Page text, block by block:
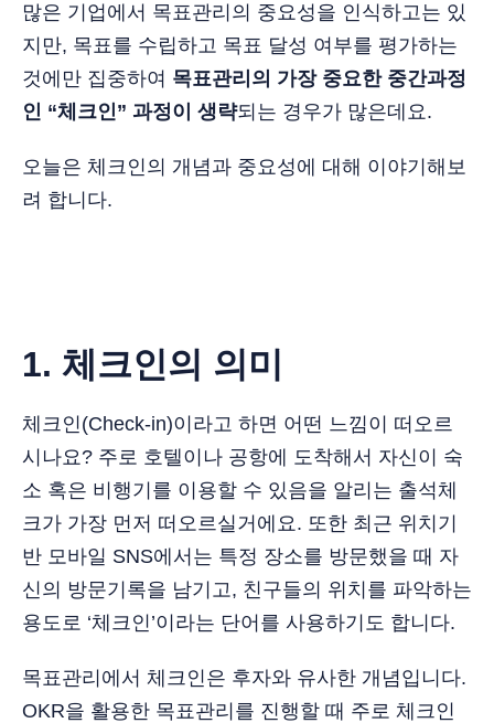
많은 기업에서 목표관리의 중요성을 인식하고는 있
지만, 목표를 수립하고 목표 달성 여부를 평가하는
것에만 집중하여 목표관리의 가장 중요한 중간과정
인 “체크인” 과정이 생략되는 경우가 많은데요.
오늘은 체크인의 개념과 중요성에 대해 이야기해보
려 합니다.
1. 체크인의 의미
체크인(Check-in)이라고 하면 어떤 느낌이 떠오르
시나요? 주로 호텔이나 공항에 도착해서 자신이 숙
소 혹은 비행기를 이용할 수 있음을 알리는 출석체
크가 가장 먼저 떠오르실거에요. 또한 최근 위치기
반 모바일 SNS에서는 특정 장소를 방문했을 때 자
신의 방문기록을 남기고, 친구들의 위치를 파악하는
용도로 ‘체크인’이라는 단어를 사용하기도 합니다.
목표관리에서 체크인은 후자와 유사한 개념입니다.
OKR을 활용한 목표관리를 진행할 때 주로 체크인